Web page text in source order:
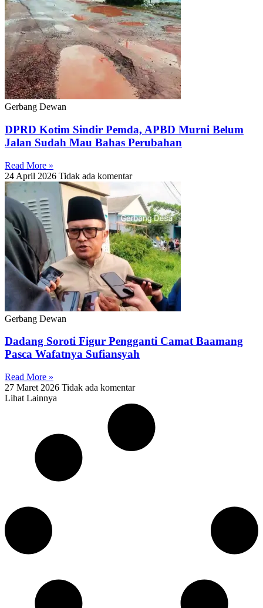
Gerbang Dewan
DPRD Kotim Sindir Pemda, APBD Murni Belum
Jalan Sudah Mau Bahas Perubahan
Read More »
24 April 2026 Tidak ada komentar
Gerbang Dewan
Dadang Soroti Figur Pengganti Camat Baamang
Pasca Wafatnya Sufiansyah
Read More »
27 Maret 2026 Tidak ada komentar
Lihat Lainnya